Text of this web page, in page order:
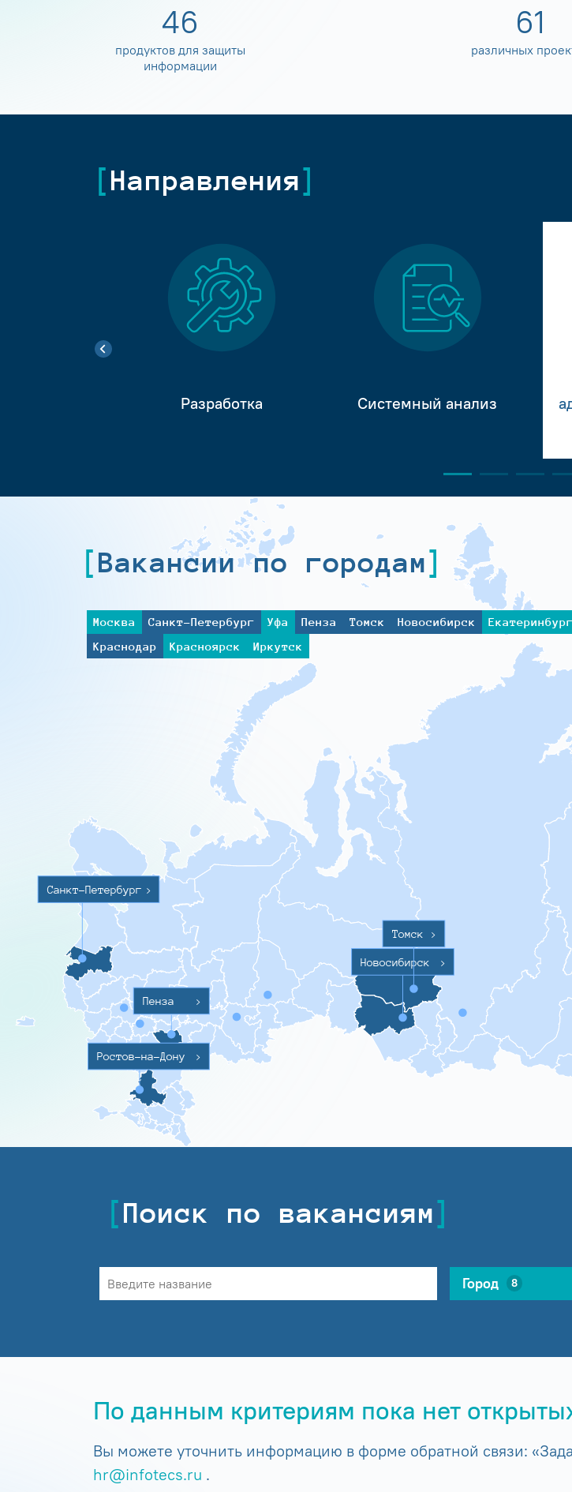
60
продуктов для защиты
информации
80
различных
Направления
Разработка Системный анализ
Вакансии по городам
Москва Санкт-Петербург Уфа Пенза Томск Новосибирск Екатеринбург
Краснодар
Красноярск Иркутск
Санкт-Петербург >
Ростов-на-Дону >
Пенза >
Новосибирск >
Томск >
Поиск по вакансиям
Город 8
По данным критериям пока нет
Вы можете уточнить информацию в форме обратной связи:
hr@infotecs.ru .